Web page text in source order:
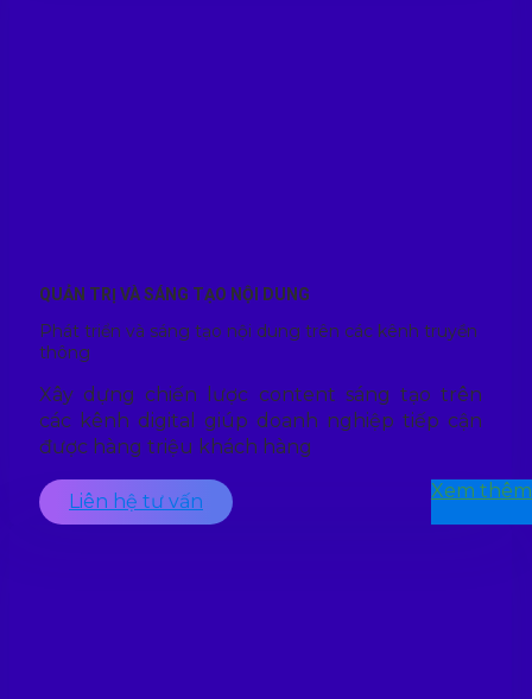
QUẢN TRỊ VÀ SÁNG TẠO NỘI DUNG
Phát triển và sáng tạo nội dung trên các kênh truyền
thông
Xây dựng chiến lược content sáng tạo trên
các kênh digital giúp doanh nghiệp tiếp cận
được hàng triệu khách hàng
Liên hệ tư vấn Xem thêm